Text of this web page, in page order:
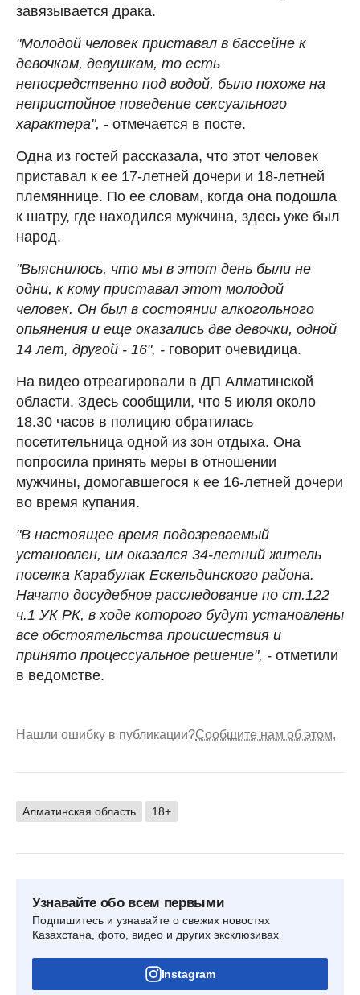
завязывается драка.
"Молодой человек приставал в бассейне к
девочкам, девушкам, то есть
непосредственно под водой, было похоже на
непристойное поведение сексуального
характера", - отмечается в посте.
Одна из гостей рассказала, что этот человек
приставал к ее 17-летней дочери и 18-летней
племяннице. По ее словам, когда она подошла
к шатру, где находился мужчина, здесь уже был
народ.
"Выяснилось, что мы в этот день были не
одни, к кому приставал этот молодой
человек. Он был в состоянии алкогольного
опьянения и еще оказались две девочки, одной
14 лет, другой - 16", - говорит очевидица.
На видео отреагировали в ДП Алматинской
области. Здесь сообщили, что 5 июля около
18.30 часов в полицию обратилась
посетительница одной из зон отдыха. Она
попросила принять меры в отношении
мужчины, домогавшегося к ее 16-летней дочери
во время купания.
"В настоящее время подозреваемый
установлен, им оказался 34-летний житель
поселка Карабулак Ескельдинского района.
Начато досудебное расследование по ст.122
ч.1 УК РК, в ходе которого будут установлены
все обстоятельства происшествия и
принято процессуальное решение", - отметили
в ведомстве.
Нашли ошибку в публикации?Сообщите нам об этом.
Алматинская область 18+
Узнавайте обо всем первыми
Подпишитесь и узнавайте о свежих новостях
Казахстана, фото, видео и других эксклюзивах
Instagram